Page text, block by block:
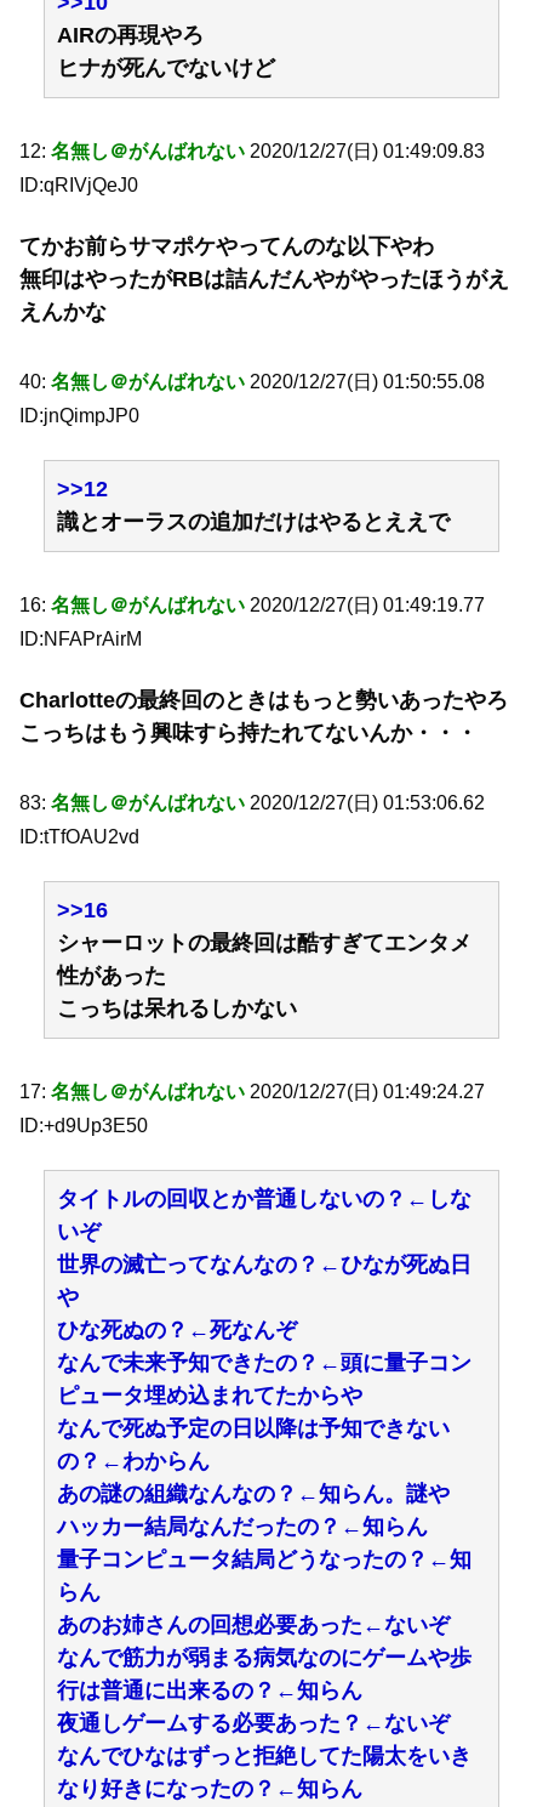
AIRの再現やろ
ヒナが死んでないけど
12: 名無し＠がんばれない 2020/12/27(日) 01:49:09.83
ID:qRIVjQeJ0
てかお前らサマポケやってんのな以下やわ
無印はやったがRBは詰んだんやがやったほうがえ
えんかな
40: 名無し＠がんばれない 2020/12/27(日) 01:50:55.08
ID:jnQimpJP0
>>12
識とオーラスの追加だけはやるとええで
16: 名無し＠がんばれない 2020/12/27(日) 01:49:19.77
ID:NFAPrAirM
Charlotteの最終回のときはもっと勢いあったやろ
こっちはもう興味すら持たれてないんか・・・
83: 名無し＠がんばれない 2020/12/27(日) 01:53:06.62
ID:tTfOAU2vd
>>16
シャーロットの最終回は酷すぎてエンタメ
性があった
こっちは呆れるしかない
17: 名無し＠がんばれない 2020/12/27(日) 01:49:24.27
ID:+d9Up3E50
タイトルの回収とか普通しないの？←しな
いぞ
世界の滅亡ってなんなの？←ひなが死ぬ日
や
ひな死ぬの？←死なんぞ
なんで未来予知できたの？←頭に量子コン
ピュータ埋め込まれてたからや
なんで死ぬ予定の日以降は予知できない
の？←わからん
あの謎の組織なんなの？←知らん。謎や
ハッカー結局なんだったの？←知らん
量子コンピュータ結局どうなったの？←知
らん
あのお姉さんの回想必要あった←ないぞ
なんで筋力が弱まる病気なのにゲームや歩
行は普通に出来るの？←知らん
夜通しゲームする必要あった？←ないぞ
なんでひなはずっと拒絶してた陽太をいき
なり好きになったの？←知らん